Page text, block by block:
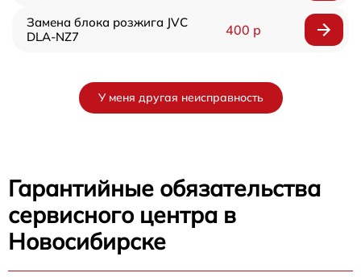
Замена блока розжига JVC
DLA-NZ7
400 р
У меня другая неисправность
Гарантийные обязательства
сервисного центра в
Новосибирске